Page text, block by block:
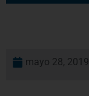
mayo 28, 2019